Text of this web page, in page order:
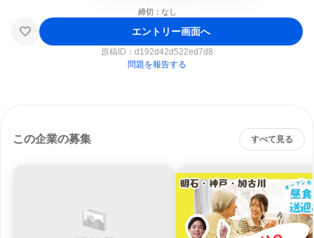
締切：なし
エントリー画面へ
原稿ID： d192d42d522ed7d8
問題を報告する
この企業の募集 すべて見る